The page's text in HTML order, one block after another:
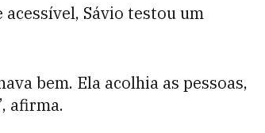
Sávio testou um
bem. Ela acolhia as pessoas,
afirma.